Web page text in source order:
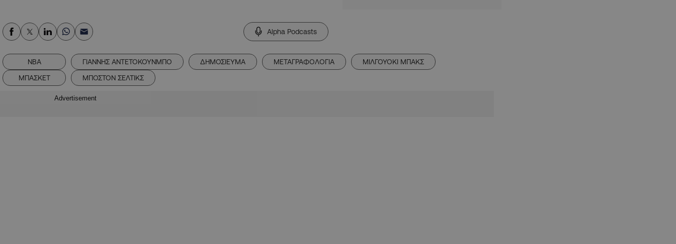
Alpha Podcasts
NBA ΓΙΑΝΝΗΣ ΑΝΤΕΤΟΚΟΥΝΜΠΟ ΔΗΜΟΣΙΕΥΜΑ ΜΕΤΑΓΡΑΦΟΛΟΓΙΑ
ΜΙΛΓΟΥΟΚΙ ΜΠΑΚΣ
ΜΠΑΣΚΕΤ
ΜΠΟΣΤΟΝ ΣΕΛΤΙΚΣ
Advertisement